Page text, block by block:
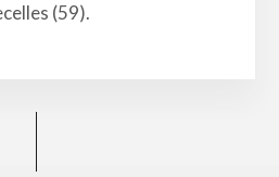
(59).